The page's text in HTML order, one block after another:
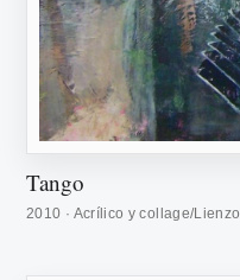
Tango
2010 · Acrílico y collage/Lienzo